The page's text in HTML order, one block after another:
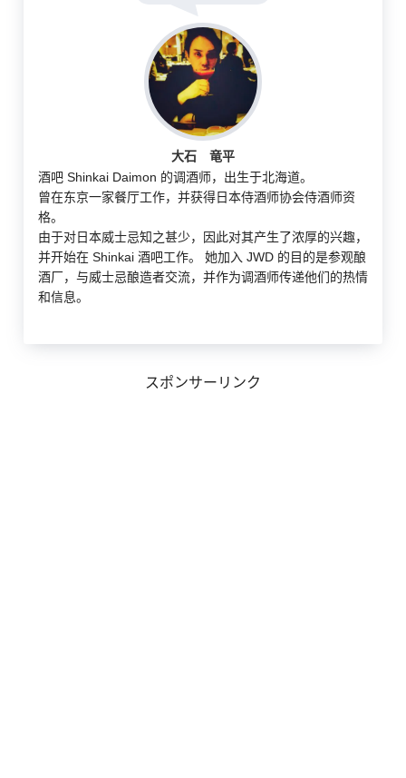
大石 竜平
酒吧 Shinkai Daimon 的调酒师，出生于北海道。
曾在东京一家餐厅工作，并获得日本侍酒师协会侍酒师资
格。
由于对日本威士忌知之甚少，因此对其产生了浓厚的兴趣，
并开始在 Shinkai 酒吧工作。 她加入 JWD 的目的是参观酿
酒厂，与威士忌酿造者交流，并作为调酒师传递他们的热情
和信息。
スポンサーリンク